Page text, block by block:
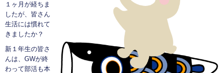
１ヶ月が経ちま
したが、皆さん
生活には慣れて
きましたか？
新１年生の皆さ
んは、GWが終
わって部活も本